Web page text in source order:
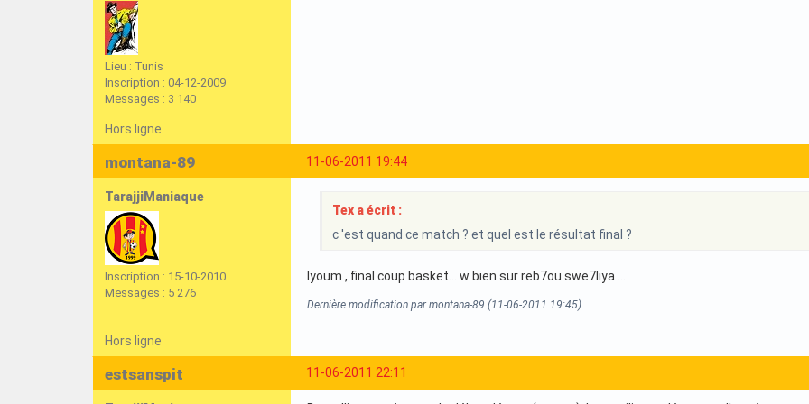
Lieu : Tunis
Inscription : 04-12-2009
Messages : 3 140
Hors ligne
11-06-2011 19:44
montana-89
TarajjiManiaque
Inscription : 15-10-2010
Messages : 5 276
Tex a écrit :
c 'est quand ce match ? et quel est le résultat final ?
lyoum , final coup basket... w bien sur reb7ou swe7liya ...
Dernière modification par montana-89 (11-06-2011 19:45)
Hors ligne
11-06-2011 22:11
estsanspit